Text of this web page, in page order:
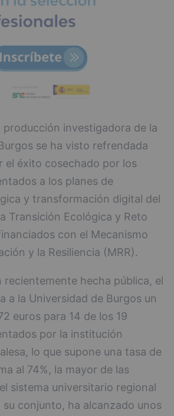
producción investigadora de la
se ha visto refrendada
el éxito cosechado por los
a los planes de
y transformación digital del
Transición Ecológica y Reto
con el Mecanismo
y la Resiliencia (MRR).
recientemente hecha pública, el
a la Universidad de Burgos un
euros para 14 de los 19
por la institución
lo que supone una tasa de
al 74%, la mayor de las
sistema universitario regional
su conjunto, ha alcanzado unos